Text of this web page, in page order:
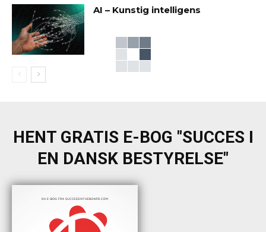
AI – Kunstig intelligens
HENT GRATIS E-BOG "SUCCES I
EN DANSK BESTYRELSE"